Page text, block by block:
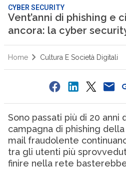
CYBER SECURITY
Vent’anni di phishing e
ancora: la cyber
Home Cultura E Società Digitali
Sono passati più di 20 anni
campagna di phishing
mail fraudolente
tra gli utenti più
finire nella rete